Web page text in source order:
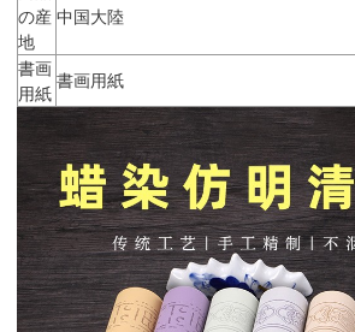
の産
地
中国大陸
書画
用紙
書画用紙